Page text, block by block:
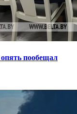
пообещал